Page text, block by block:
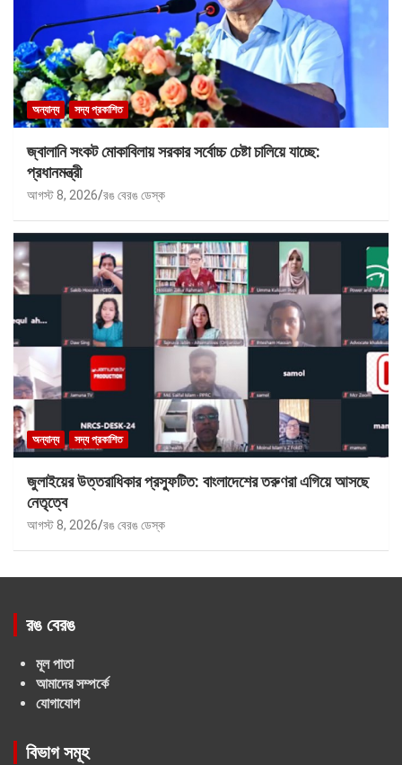
অন্যান্য সদ্য প্রকাশিত
জ্বালানি সংকট মোকাবিলায় সরকার সর্বোচ্চ চেষ্টা চালিয়ে যাচ্ছে:
প্রধানমন্ত্রী
আগস্ট 8, 2026 রঙ বেরঙ ডেস্ক
অন্যান্য সদ্য প্রকাশিত
জুলাইয়ের উত্তরাধিকার প্রস্ফুটিত: বাংলাদেশের তরুণরা এগিয়ে আসছে
নেতৃত্বে
আগস্ট 8, 2026 রঙ বেরঙ ডেস্ক
রঙ বেরঙ
মূল পাতা
আমাদের সম্পর্কে
যোগাযোগ
বিভাগ সমূহ